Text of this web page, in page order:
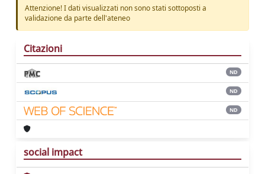
Attenzione! I dati visualizzati non sono stati sottoposti a
validazione da parte dell'ateneo
Citazioni
ND
ND
ND
social impact